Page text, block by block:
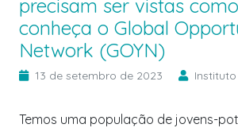
precisam ser vistas
conheça o Global
Network (GOYN)
13 de setembro de 2023 Instituto
Temos uma população de jovens-